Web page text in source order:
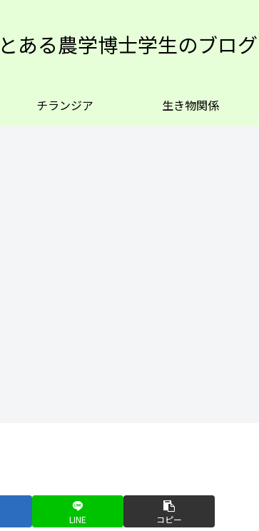
とある農学博士学生のブログ
チランジア 生き物関係
LINE コピー